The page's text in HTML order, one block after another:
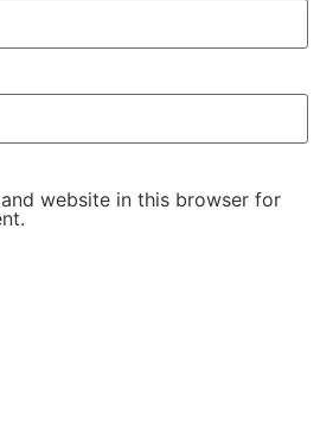
website in this browser for